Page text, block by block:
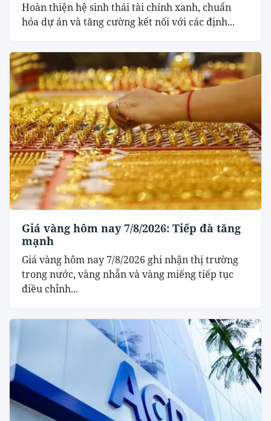
Hoàn thiện hệ sinh thái tài chính xanh, chuẩn
hóa dự án và tăng cường kết nối với các định...
Giá vàng hôm nay 7/8/2026: Tiếp đà tăng
mạnh
Giá vàng hôm nay 7/8/2026 ghi nhận thị trường
trong nước, vàng nhẫn và vàng miếng tiếp tục
điều chỉnh...